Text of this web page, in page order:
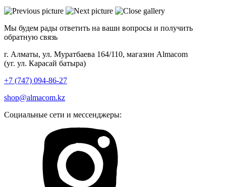
Мы будем рады ответить на ваши вопросы и получить
обратную связь
г. Алматы, ул. Муратбаева 164/110, магазин Almacom
(уг. ул. Карасай батыра)
+7 (747) 094-86-27
shop@almacom.kz
Социальные сети и мессенджеры: